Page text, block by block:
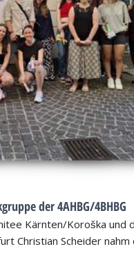
der 4AHBG/4BHBG
Kärnten/Koroška und
Christian Scheider nahm